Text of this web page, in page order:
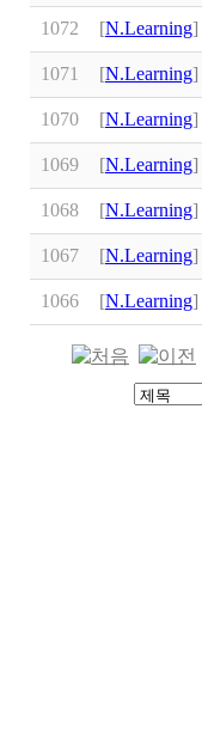
1072 [N.Learning]
1071 [N.Learning]
1070 [N.Learning]
1069 [N.Learning]
1068 [N.Learning]
1067 [N.Learning]
1066 [N.Learning]